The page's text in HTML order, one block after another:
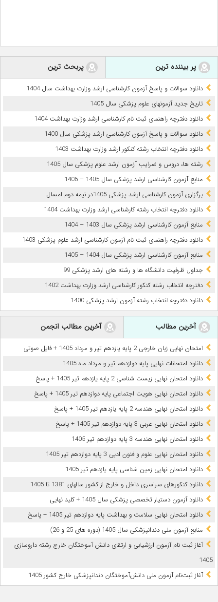
پر بیننده ترین پربحث ترین
دانلود سوالات و پاسخ آزمون کارشناسی ارشد وزارت بهداشت سال 1404
تاریخ جدید آزمونهای علوم پزشکی سال 1405
دانلود دفترچه راهنمای ثبت نام کارشناسی ارشد وزارت بهداشت 1404
دانلود سوالات و پاسخ آزمون کارشناسی ارشد پزشکی سال 1400
دانلود دفترچه انتخاب رشته کنکور ارشد وزارت بهداشت 1403
رشته ها، دروس و ضرایب آزمون ارشد علوم پزشکی سال 1405
منابع آزمون کارشناسی ارشد پزشکی سال 1405 – 1406
برگزاری آزمون کارشناسی ارشد پزشکی 1405در نیمه دوم امسال
دانلود دفترچه انتخاب رشته کارشناسی ارشد وزارت بهداشت 1404
منابع آزمون کارشناسی ارشد پزشکی سال 1403 – 1404
دانلود دفترچه راهنمای ثبت نام آزمون کارشناسی ارشد علوم پزشکی 1403
منابع آزمون کارشناسی ارشد پزشکی سال 1404 – 1405
جداول ظرفیت دانشگاه ها و رشته های ارشد پزشکی 99
دفترچه انتخاب رشته کنکور کارشناسی ارشد وزارت بهداشت 1402
دانلود دفترچه انتخاب رشته آزمون ارشد پزشکی 1400
آخرین مطالب آخرین مطالب انجمن
امتحان نهایی زبان خارجی 2 پایه یازدهم تیر و مرداد 1405 + فایل صوتی
دانلود امتحانات نهایی پایه دوازدهم تیر و مرداد ماه 1405
دانلود امتحان نهایی زیست شناسی 2 پایه یازدهم تیر 1405 + پاسخ
دانلود امتحان نهایی هویت اجتماعی پایه دوازدهم تیر 1405 + پاسخ
دانلود امتحان نهایی هندسه 2 پایه یازدهم تیر 1405 + پاسخ
دانلود امتحان نهایی عربی 3 پایه دوازدهم تیر 1405 + پاسخ
دانلود امتحان نهایی هندسه 3 پایه دوازدهم تیر 1405
دانلود امتحان نهایی علوم و فنون ادبی 3 پایه دوازدهم تیر 1405
دانلود امتحان نهایی زمین شناسی پایه یازدهم تیر 1405
دانلود کنکورهای سراسری داخل و خارج از کشور سالهای 1381 تا 1405
دانلود آزمون دستیار تخصصی پزشکی سال 1405 + کلید نهایی
دانلود امتحان نهایی سلامت و بهداشت پایه دوازدهم تیر 1405 + پاسخ
ﻣﻨﺎﺑﻊ آزﻣﻮن ﻣﻠﯽ دندانپزشکی سال 1405 (دوره های 25 و 26)
آغاز ثبت نام آزمون‌ ارزشیابی و ارتقای دانش آموختگان خارج رشته داروسازی
1405
آغاز ثبت‌نام آزمون ملی دانش‌آموختگان دندانپزشکی خارج کشور 1405